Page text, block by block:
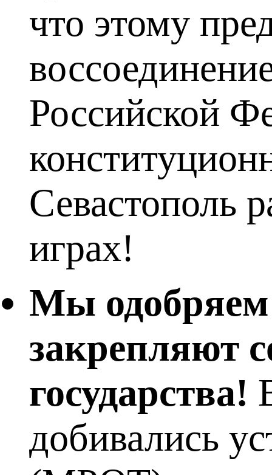
что этому
Российской
Севастополь
играх!
Мы одобряем
закрепляют
государства!
добивались